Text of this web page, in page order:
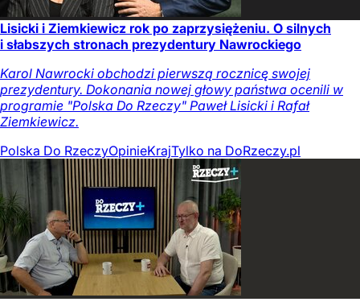
Lisicki i Ziemkiewicz rok po zaprzysiężeniu. O silnych
i słabszych stronach prezydentury Nawrockiego
Karol Nawrocki obchodzi pierwszą rocznicę swojej
prezydentury. Dokonania nowej głowy państwa ocenili w
programie "Polska Do Rzeczy" Paweł Lisicki i Rafał
Ziemkiewicz.
Polska Do RzeczyOpinieKrajTylko na DoRzeczy.pl